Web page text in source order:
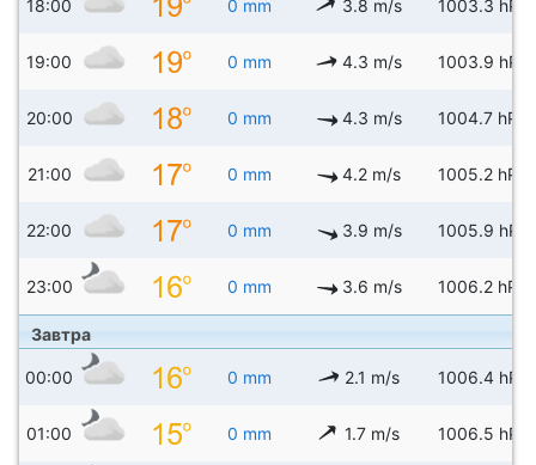
18:00 0 mm 3.8 m/s 1003.3 hPa
19:00 0 mm 4.3 m/s 1003.9 hPa
20:00 0 mm 4.3 m/s 1004.7 hPa
21:00 0 mm 4.2 m/s 1005.2 hPa
22:00 0 mm 3.9 m/s 1005.9 hPa
23:00 0 mm 3.6 m/s 1006.2 hPa
Завтра
00:00 0 mm 2.1 m/s 1006.4 hPa
01:00 0 mm 1.7 m/s 1006.5 hPa